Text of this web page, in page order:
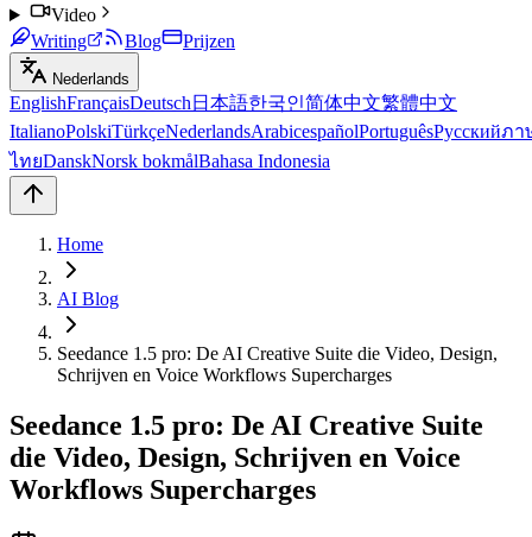
Video
Writing
Blog Prijzen
Nederlands
EnglishFrançaisDeutsch 日本語한국인简体中文繁體中文
ItalianoPolskiTürkçeNederlandsArabicespañolPortuguêsРусскийภา
ไทยDanskNorsk bokmålBahasa Indonesia
Home
AI Blog
Seedance 1.5 pro: De AI Creative Suite die Video, Design,
Schrijven en Voice Workflows Supercharges
Seedance 1.5 pro: De AI Creative Suite
die Video, Design, Schrijven en Voice
Workflows Supercharges